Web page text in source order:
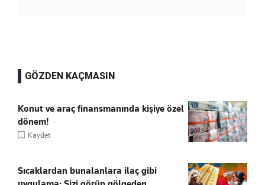
GÖZDEN KAÇMASIN
Konut ve araç finansmanında kişiye özel
dönem!
Kaydet
Sıcaklardan bunalanlara ilaç gibi